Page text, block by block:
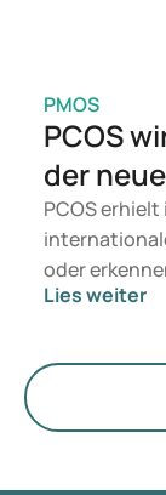
PMOS
PCOS
der
PCOS
oder
passen?
Hormone,
Lies weiter